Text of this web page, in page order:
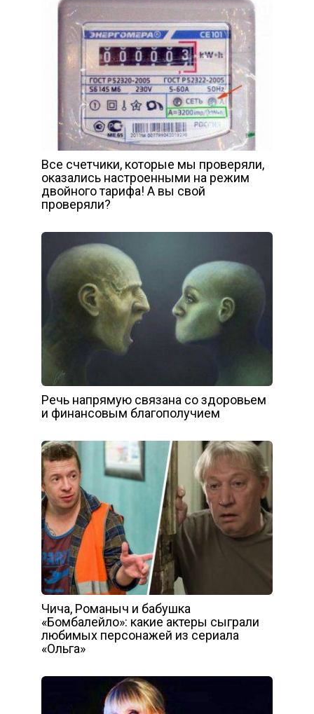
Все счетчики, которые мы проверяли,
оказались настроенными на режим
двойного тарифа! А вы свой
проверяли?
Речь напрямую связана со здоровьем
и финансовым благополучием
Чича, Романыч и бабушка
«Бомбалейло»: какие актеры сыграли
любимых персонажей из сериала
«Ольга»